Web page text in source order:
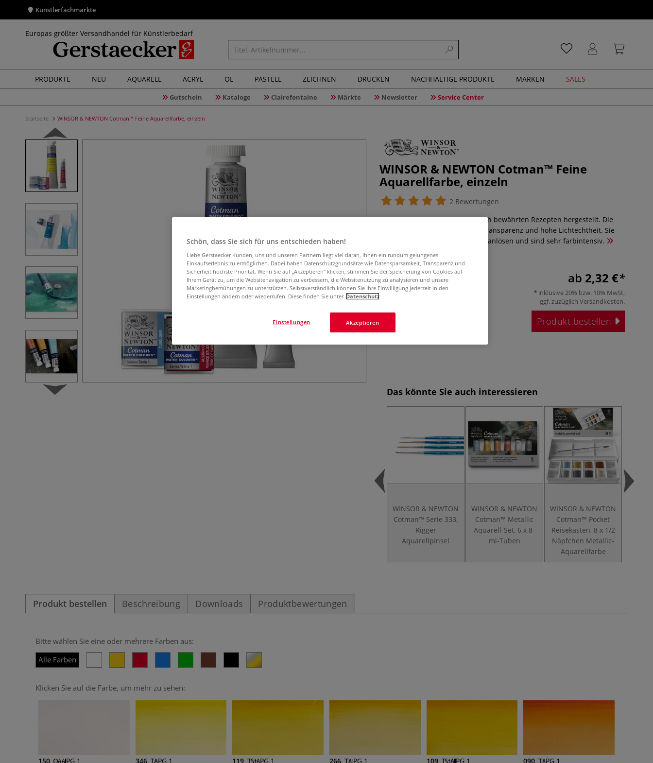
Künstlerfachmärkte
Europas größter Versandhandel für Künstlerbedarf
PRODUKTE NEU AQUARELL ACRYL ÖL PASTELL ZEICHNEN DRUCKEN NACHHALTIGE PRODUKTE MARKEN SALES
Gutschein Kataloge Clairefontaine Märkte Newsletter Service Center
Startseite WINSOR & NEWTON Cotman™ Feine Aquarellfarbe, einzeln
WINSOR & NEWTON Cotman™ Feine
Aquarellfarbe, einzeln
2 Bewertungen
Mit hochwertigen Pigmenten nach bewährten Rezepten hergestellt. Die
Farben überzeugen durch ihre Transparenz und hohe Lichtechtheit. Sie
lassen sich mit dem Pinsel leicht anlösen und sind sehr farbintensiv.
Mehr
ab 2,32 €
inklusive 20% bzw. 10% MwSt,
ggf. zuzüglich Versandkosten.
Produkt bestellen
Das könnte Sie auch interessieren
WINSOR & NEWTON
Cotman™ Serie 333,
Rigger
Aquarellpinsel
WINSOR & NEWTON
Cotman™ Metallic
Aquarell-Set, 6 x 8-
ml-Tuben
WINSOR & NEWTON
Cotman™ Pocket
Reisekasten, 8 x 1/2
Näpfchen Metallic-
Aquarellfarbe
Produkt bestellen Beschreibung Downloads Produktbewertungen
Bitte wählen Sie eine oder mehrere Farben aus:
Alle Farben
Klicken Sie auf die Farbe, um mehr zu sehen:
150
PG 1
346
PG 1
119
PG 1
266
PG 1
109
PG 1
090
PG 1
Schön, dass Sie sich für uns entschieden haben!
Liebe Gerstaecker Kunden, uns und unseren Partnern liegt viel daran, Ihnen ein rundum gelungenes
Einkaufserlebnis zu ermöglichen. Dabei haben Datenschutzgrundsätze wie Datensparsamkeit, Transparenz und
Sicherheit höchste Priorität. Wenn Sie auf „Akzeptieren“ klicken, stimmen Sie der Speicherung von Cookies auf
Ihrem Gerät zu, um die Websitenavigation zu verbessern, die Websitenutzung zu analysieren und unsere
Marketingbemühungen zu unterstützen. Selbstverständlich können Sie Ihre Einwilligung jederzeit in den
Einstellungen ändern oder wiederrufen. Diese finden Sie unter Datenschutz
Akzeptieren
Einstellungen